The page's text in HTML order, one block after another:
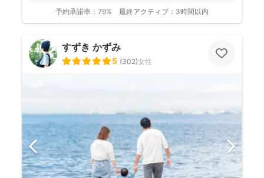
予約承諾率： 79% 最終アクティブ： 3時間以内
すずき かずみ
5 (302)女性